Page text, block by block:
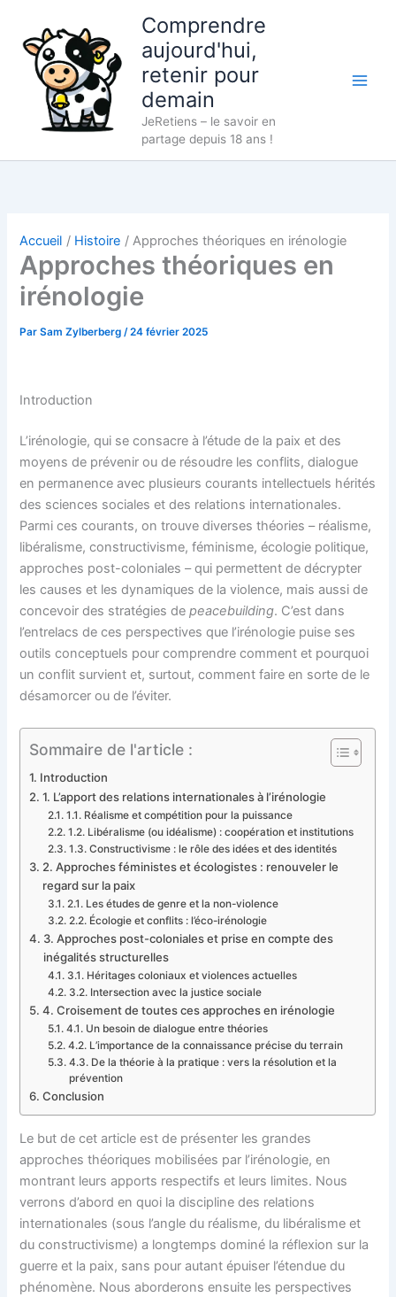
contenu
Comprendre
aujourd'hui,
retenir pour
demain
JeRetiens – le savoir en
partage depuis 18 ans !
Accueil Histoire Approches théoriques en irénologie
Approches théoriques en
irénologie
ParSam Zylberberg/24 février 2025
Introduction
L’irénologie, qui se consacre à l’étude de la paix et des
moyens de prévenir ou de résoudre les conflits, dialogue
en permanence avec plusieurs courants intellectuels hérités
des sciences sociales et des relations internationales.
Parmi ces courants, on trouve diverses théories – réalisme,
libéralisme, constructivisme, féminisme, écologie politique,
approches post-coloniales – qui permettent de décrypter
les causes et les dynamiques de la violence, mais aussi de
concevoir des stratégies depeacebuilding. C’est dans
l’entrelacs de ces perspectives que l’irénologie puise ses
outils conceptuels pour comprendre comment et pourquoi
un conflit survient et, surtout, comment faire en sorte de le
désamorcer ou de l’éviter.
Sommaire de l'article :
Introduction
1. L’apport des relations internationales à l’irénologie
1.1. Réalisme et compétition pour la puissance
1.2. Libéralisme (ou idéalisme) : coopération et institutions
1.3. Constructivisme : le rôle des idées et des identités
2. Approches féministes et écologistes : renouveler le
regard sur la paix
2.1. Les études de genre et la non-violence
2.2. Écologie et conflits : l’éco-irénologie
3. Approches post-coloniales et prise en compte des
inégalités structurelles
3.1. Héritages coloniaux et violences actuelles
3.2. Intersection avec la justice sociale
4. Croisement de toutes ces approches en irénologie
4.1. Un besoin de dialogue entre théories
4.2. L’importance de la connaissance précise du terrain
4.3. De la théorie à la pratique : vers la résolution et la
prévention
Conclusion
Le but de cet article est de présenter les grandes
approches théoriques mobilisées par l’irénologie, en
montrant leurs apports respectifs et leurs limites. Nous
verrons d’abord en quoi la discipline des relations
internationales (sous l’angle du réalisme, du libéralisme et
du constructivisme) a longtemps dominé la réflexion sur la
guerre et la paix, sans pour autant épuiser l’étendue du
phénomène. Nous aborderons ensuite les perspectives